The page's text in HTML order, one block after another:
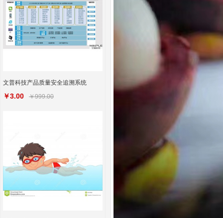
文普科技产品质量安全追溯系统
￥3.00 ￥999.00